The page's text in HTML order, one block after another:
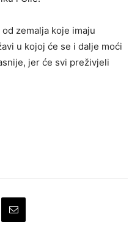
zemalja koje imaju
u kojoj će se i dalje moći
jer će svi preživjeli